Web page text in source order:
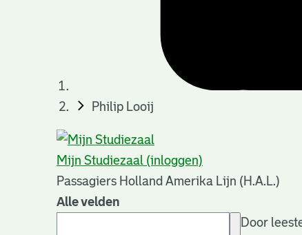
Philip Looij
Mijn Studiezaal (inloggen)
Passagiers Holland Amerika Lijn (H.A.L.)
Alle velden
Door